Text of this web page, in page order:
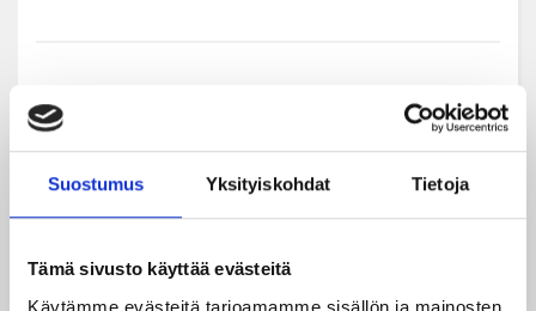
Suostumus Yksityiskohdat Tietoja
Tämä sivusto käyttää evästeitä
Käytämme evästeitä tarjoamamme sisällön ja mainosten
Uusimmat